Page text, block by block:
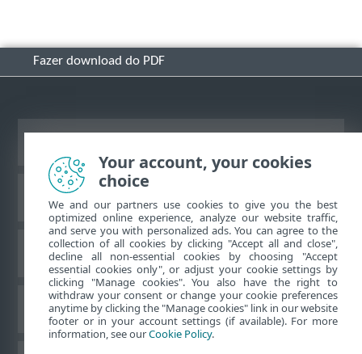
Fazer download do PDF
Base de conhecimento ESET
Fórum ESET
Suporte regional
Your account, your cookies
choice
We and our partners use cookies to give you the best
optimized online experience, analyze our website traffic,
and serve you with personalized ads. You can agree to the
collection of all cookies by clicking "Accept all and close",
decline all non-essential cookies by choosing "Accept
essential cookies only", or adjust your cookie settings by
clicking "Manage cookies". You also have the right to
withdraw your consent or change your cookie preferences
anytime by clicking the "Manage cookies" link in our website
footer or in your account settings (if available). For more
information, see ourCookie Policy.